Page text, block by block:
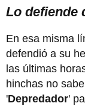
Lo defiende
En esa misma
defendió a su
las últimas
hinchas no
'Depredador'